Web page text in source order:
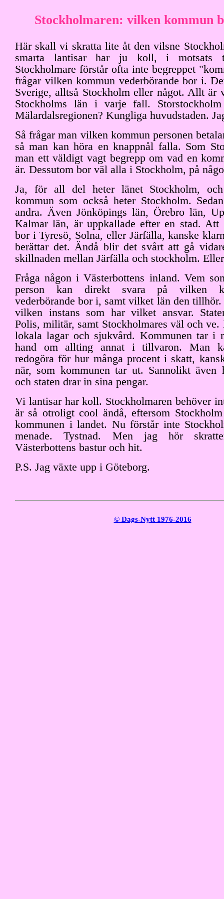
Stockholmaren: vilken kommun
Här skall vi skratta lite åt den vilsne
smarta lantisar har ju koll, i motsats
Stockholmare förstår ofta inte begreppet
frågar vilken kommun vederbörande bor i.
Sverige, alltså Stockholm eller något. Allt är
Stockholms län i varje fall.
Mälardalsregionen? Kungliga huvudstaden.
Så frågar man vilken kommun personen
så man kan höra en knappnål falla. Som
man ett väldigt vagt begrepp om vad en
är. Dessutom bor väl alla i Stockholm, på
Ja, för all del heter länet Stockholm,
kommun som också heter Stockholm.
andra. Även Jönköpings län, Örebro län,
Kalmar län, är uppkallade efter en stad. Att
bor i Tyresö, Solna, eller Järfälla, kanske
berättar det. Ändå blir det svårt att gå
skillnaden mellan Järfälla och stockholm.
Fråga någon i Västerbottens inland. Vem
person kan direkt svara på vilken
vederbörande bor i, samt vilket län den
vilken instans som har vilket ansvar.
Polis, militär, samt Stockholmares väl och ve.
lokala lagar och sjukvård. Kommunen tar i
hand om allting annat i tillvaron. Man
redogöra för hur många procent i skatt,
när, som kommunen tar ut. Sannolikt även
och staten drar in sina pengar.
Vi lantisar har koll. Stockholmaren behöver
är så otroligt cool ändå, eftersom
kommunen i landet. Nu förstår inte
menade. Tystnad. Men jag hör
Västerbottens bastur och hit.
P.S. Jag växte upp i Göteborg.
© Dags-Nytt 1976-2016